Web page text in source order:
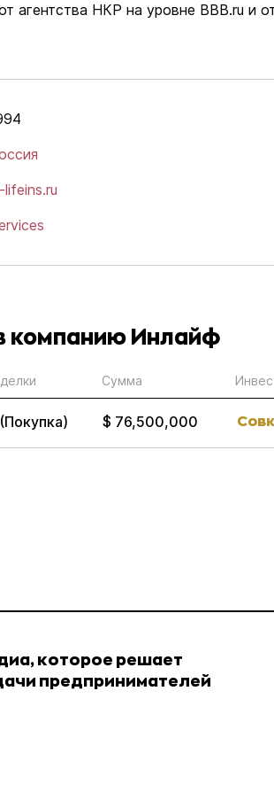
агентства НКР на уровне BBB.ru и
lifeins.ru
компанию Инлайф
Сумма
$ 76,500,000
которое решает
предпринимателей